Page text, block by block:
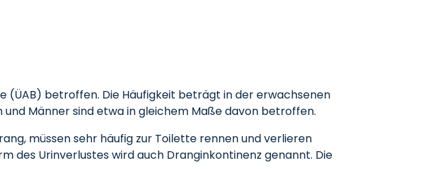
(ÜAB) betroffen. Die Häufigkeit beträgt in der erwachsenen
und Männer sind etwa in gleichem Maße davon betroffen.
müssen sehr häufig zur Toilette rennen und verlieren
des Urinverlustes wird auch Dranginkontinenz genannt. Die